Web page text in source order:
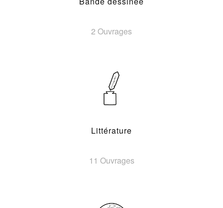
2 Ouvrages
Littérature
11 Ouvrages